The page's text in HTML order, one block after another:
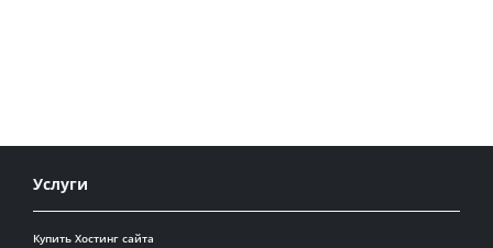
Услуги
Купить Хостинг сайта